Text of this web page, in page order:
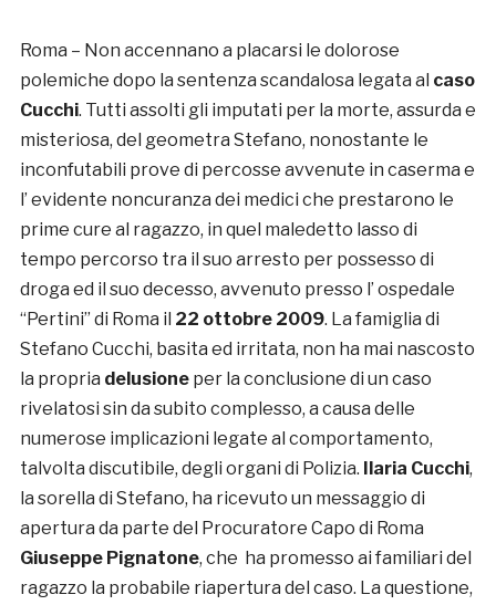
Roma – Non accennano a placarsi le dolorose
polemiche dopo la sentenza scandalosa legata al caso
Cucchi. Tutti assolti gli imputati per la morte, assurda e
misteriosa, del geometra Stefano, nonostante le
inconfutabili prove di percosse avvenute in caserma e
l’ evidente noncuranza dei medici che prestarono le
prime cure al ragazzo, in quel maledetto lasso di
tempo percorso tra il suo arresto per possesso di
droga ed il suo decesso, avvenuto presso l’ ospedale
“Pertini” di Roma il 22 ottobre 2009. La famiglia di
Stefano Cucchi, basita ed irritata, non ha mai nascosto
la propria delusioneper la conclusione di un caso
rivelatosi sin da subito complesso, a causa delle
numerose implicazioni legate al comportamento,
talvolta discutibile, degli organi di Polizia.
Ilaria Cucchi,
la sorella di Stefano, ha ricevuto un messaggio di
apertura da parte del Procuratore Capo di Roma
Giuseppe Pignatone, che ha promesso ai familiari del
ragazzo la probabile riapertura del caso. La questione,